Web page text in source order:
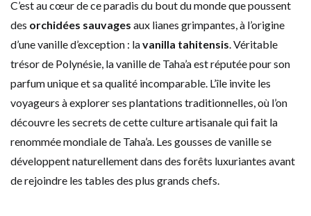
C’est au cœur de ce paradis du bout du monde que poussent
des orchidées sauvages aux lianes grimpantes, à l’origine
d’une vanille d’exception : lavanilla tahitensis . Véritable
trésor de Polynésie, la vanille de Taha’a est réputée pour son
parfum unique et sa qualité incomparable. L’île invite les
voyageurs à explorer ses plantations traditionnelles, où l’on
découvre les secrets de cette culture artisanale qui fait la
renommée mondiale de Taha’a. Les gousses de vanille se
développent naturellement dans des forêts luxuriantes avant
de rejoindre les tables des plus grands chefs.